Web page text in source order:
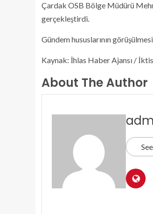
Çardak OSB Bölge Müdürü
gerçekleştirdi.
Gündem hususlarının
Kaynak: İhlas Haber Ajansı /
About The Author